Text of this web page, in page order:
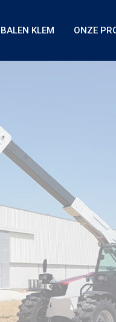
BALEN KLEM ONZE